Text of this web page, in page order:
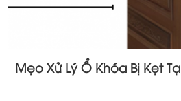
Mẹo Xử Lý Ổ Khóa Bị Kẹt